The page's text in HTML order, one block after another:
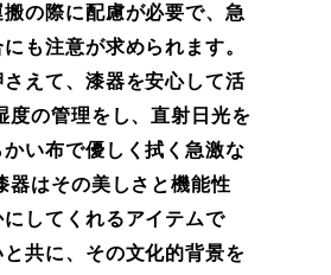
の際に配慮が必要で、急
も注意が求められます。
えて、漆器を安心して活
度の管理をし、直射日光を
い布で優しく拭く急激な
器はその美しさと機能性
してくれるアイテムで
共に、その文化的背景を